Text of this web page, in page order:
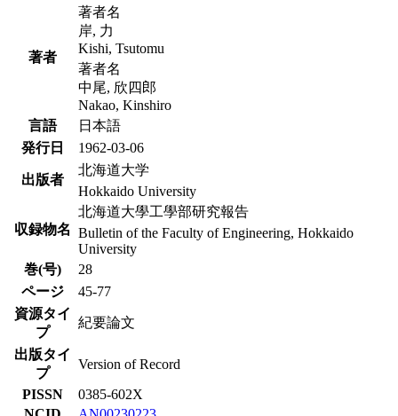
著者
著者名
岸, 力
Kishi, Tsutomu
著者名
中尾, 欣四郎
Nakao, Kinshiro
言語
日本語
発行日
1962-03-06
出版者
北海道大学
Hokkaido University
収録物名
北海道大學工學部研究報告
Bulletin of the Faculty of Engineering, Hokkaido
University
巻(号)
28
ページ
45-77
資源タイ
プ
紀要論文
出版タイ
プ
Version of Record
PISSN
0385-602X